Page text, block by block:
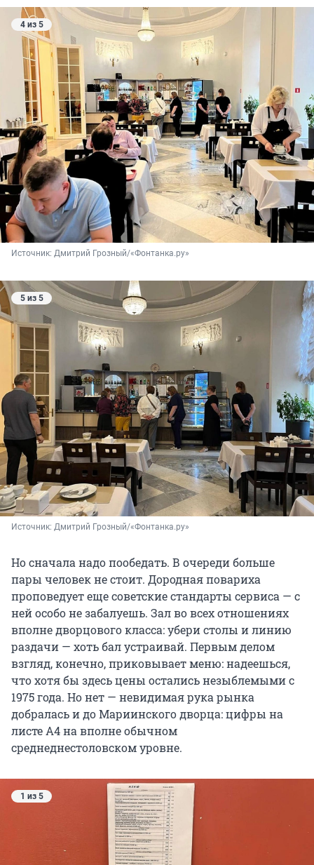
4 из 5
Источник: Дмитрий Грозный/«Фонтанка.ру»
5 из 5
Источник: Дмитрий Грозный/«Фонтанка.ру»
Но сначала надо пообедать. В очереди больше
пары человек не стоит. Дородная повариха
проповедует еще советские стандарты сервиса — с
ней особо не забалуешь. Зал во всех отношениях
вполне дворцового класса: убери столы и линию
раздачи — хоть бал устраивай. Первым делом
взгляд, конечно, приковывает меню: надеешься,
что хотя бы здесь цены остались незыблемыми с
1975 года. Но нет — невидимая рука рынка
добралась и до Мариинского дворца: цифры на
листе А4 на вполне обычном
среднеднестоловском уровне.
1 из 5